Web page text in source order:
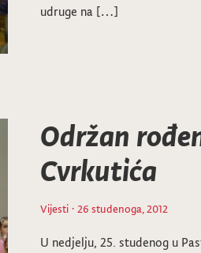
udruge na […]
Održan
Cvrkutića
Vijesti · 26 studenoga, 2012
U nedjelju, 25. studenog u